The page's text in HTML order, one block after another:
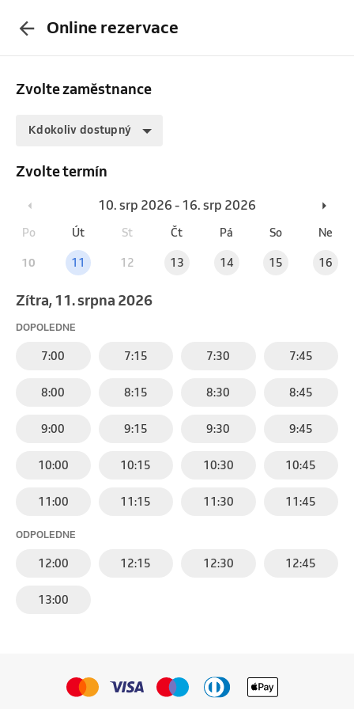
Online rezervace
Zvolte zaměstnance
Kdokoliv dostupný
Zvolte termín
10. srp 2026 - 16. srp 2026
Po Út St Čt Pá So Ne
10 11 12 13 14 15 16
Zítra, 11. srpna 2026
DOPOLEDNE
7:00 7:15 7:30 7:45
8:00 8:15 8:30 8:45
9:00 9:15 9:30 9:45
10:00 10:15 10:30 10:45
11:00 11:15 11:30 11:45
ODPOLEDNE
12:00 12:15 12:30 12:45
13:00